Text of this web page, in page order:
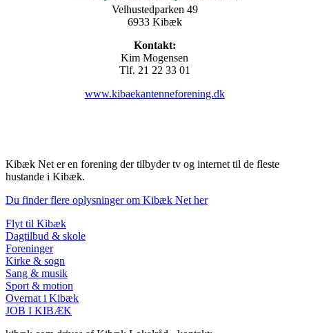
Velhustedparken 49
6933 Kibæk
Kontakt:
Kim Mogensen
Tlf. 21 22 33 01
www.kibaekantenneforening.dk
Kibæk Net er en forening der tilbyder tv og internet til de fleste
hustande i Kibæk.
Du finder flere oplysninger om Kibæk Net her
Flyt til Kibæk
Dagtilbud & skole
Foreninger
Kirke & sogn
Sang & musik
Sport & motion
Overnat i Kibæk
JOB I KIBÆK